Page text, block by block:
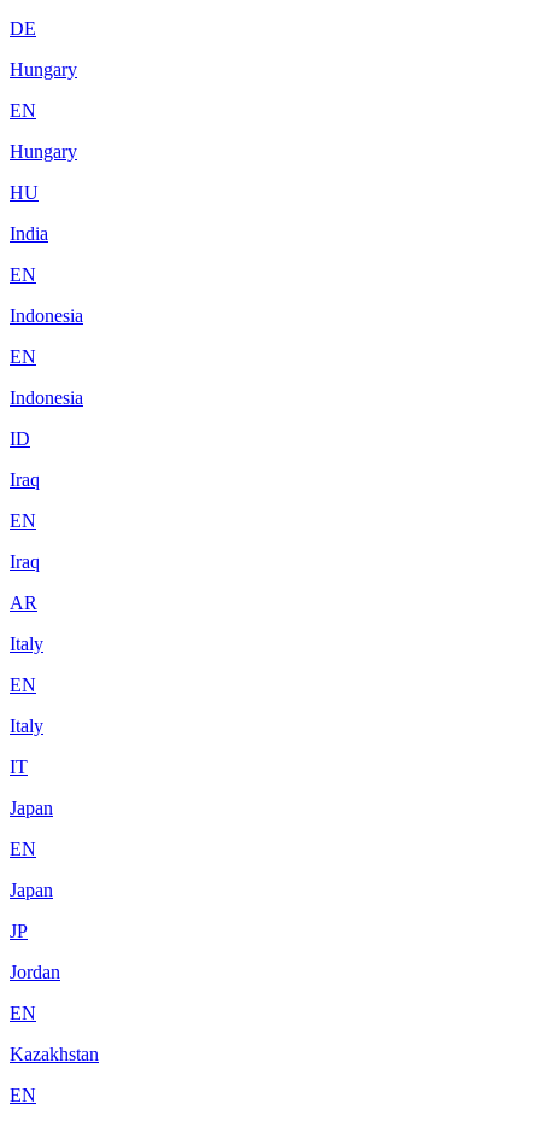
DE
Hungary
EN
Hungary
HU
India
EN
Indonesia
EN
Indonesia
ID
Iraq
EN
Iraq
AR
Italy
EN
Italy
IT
Japan
EN
Japan
JP
Jordan
EN
Kazakhstan
EN